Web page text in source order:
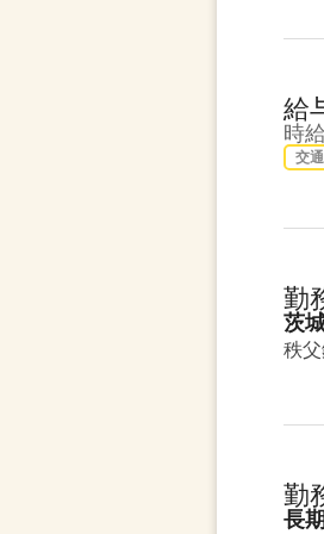
給
時
交
勤
茨
秩
勤
長期